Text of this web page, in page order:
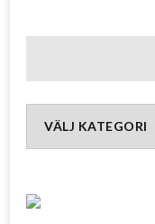
Kategorier